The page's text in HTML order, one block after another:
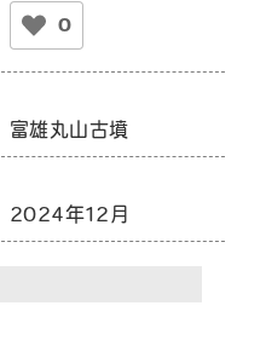
0
富雄丸山古墳
2024年12月